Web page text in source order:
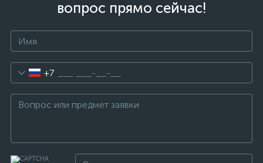
вопрос прямо сейчас!
+7